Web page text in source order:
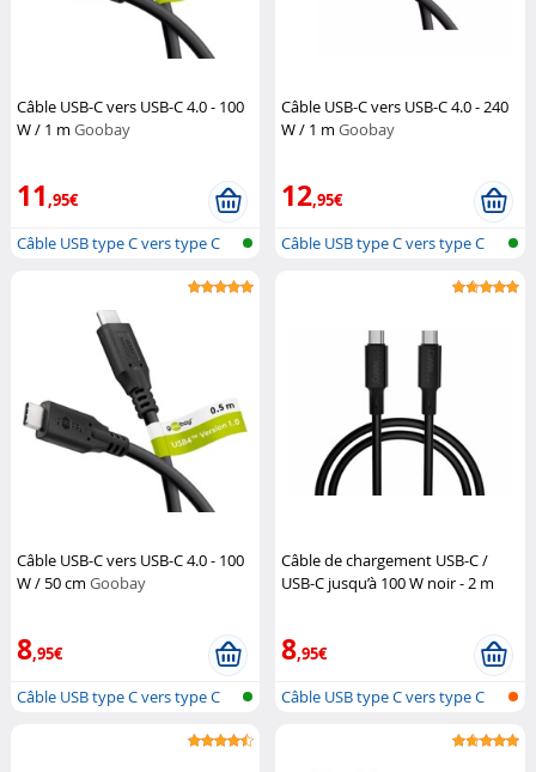
Câble USB-C vers USB-C 4.0 - 100
W / 1 m Goobay
11,95€
Câble USB type C vers type C
Câble USB-C vers USB-C 4.0 - 240
W / 1 mGoobay
12,95€
Câble USB type C vers type C
Câble USB-C vers USB-C 4.0 - 100
W / 50 cm Goobay
8,95€
Câble USB type C vers type C
Câble de chargement USB-C /
USB-C jusqu’à 100 W noir - 2 m
8,95€
Câble USB type C vers type C